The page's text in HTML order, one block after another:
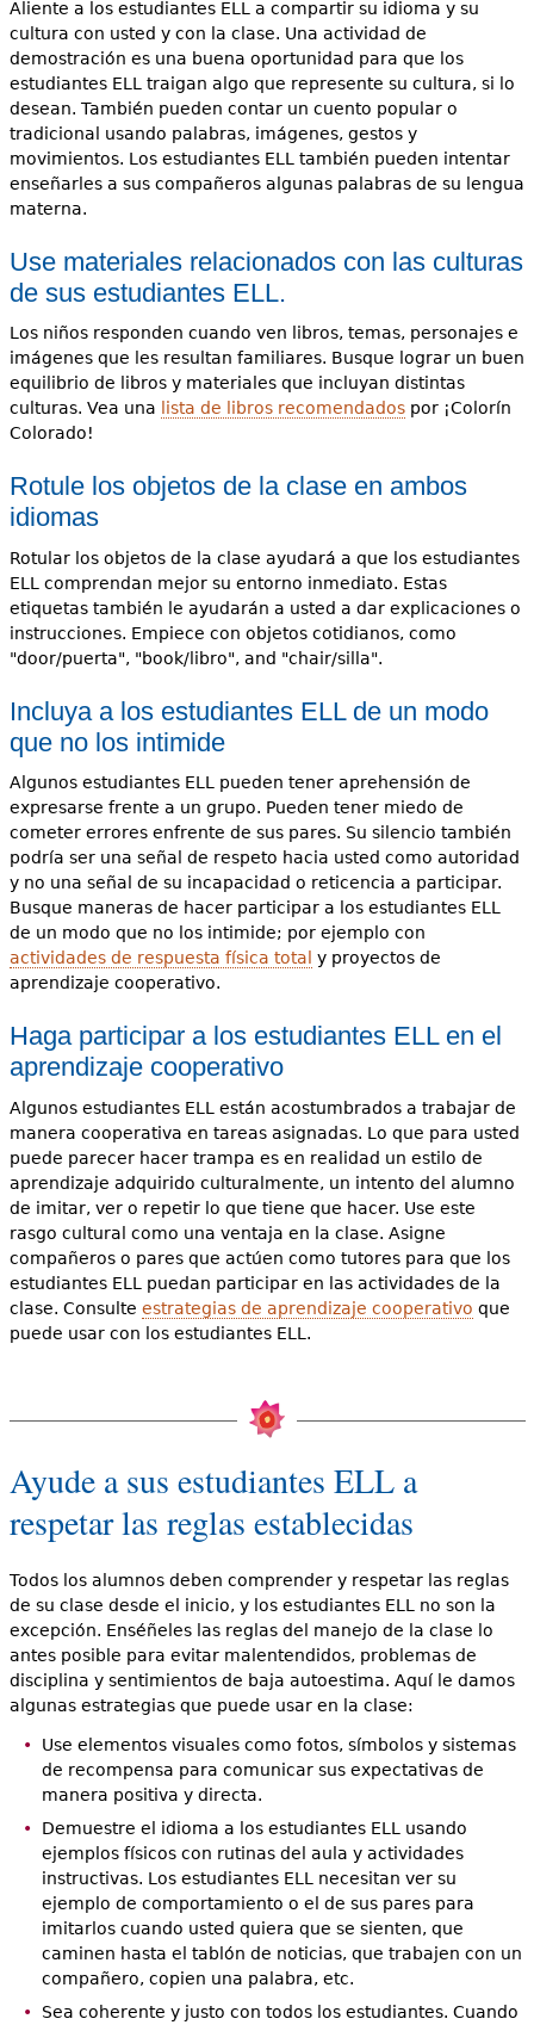
Aliente a los estudiantes ELL a compartir su idioma y su
cultura con usted y con la clase. Una actividad de
demostración es una buena oportunidad para que los
estudiantes ELL traigan algo que represente su cultura, si lo
desean. También pueden contar un cuento popular o
tradicional usando palabras, imágenes, gestos y
movimientos. Los estudiantes ELL también pueden intentar
enseñarles a sus compañeros algunas palabras de su lengua
materna.
Use materiales relacionados con las culturas
de sus estudiantes ELL.
Los niños responden cuando ven libros, temas, personajes e
imágenes que les resultan familiares. Busque lograr un buen
equilibrio de libros y materiales que incluyan distintas
culturas. Vea una
lista de libros recomendadospor ¡Colorín
Colorado!
Rotule los objetos de la clase en ambos
idiomas
Rotular los objetos de la clase ayudará a que los estudiantes
ELL comprendan mejor su entorno inmediato. Estas
etiquetas también le ayudarán a usted a dar explicaciones o
instrucciones. Empiece con objetos cotidianos, como
"door/puerta", "book/libro", and "chair/silla".
Incluya a los estudiantes ELL de un modo
que no los intimide
Algunos estudiantes ELL pueden tener aprehensión de
expresarse frente a un grupo. Pueden tener miedo de
cometer errores enfrente de sus pares. Su silencio también
podría ser una señal de respeto hacia usted como autoridad
y no una señal de su incapacidad o reticencia a participar.
Busque maneras de hacer participar a los estudiantes ELL
de un modo que no los intimide; por ejemplo con
actividades de respuesta física total y proyectos de
aprendizaje cooperativo.
Haga participar a los estudiantes ELL en el
aprendizaje cooperativo
Algunos estudiantes ELL están acostumbrados a trabajar de
manera cooperativa en tareas asignadas. Lo que para usted
puede parecer hacer trampa es en realidad un estilo de
aprendizaje adquirido culturalmente, un intento del alumno
de imitar, ver o repetir lo que tiene que hacer. Use este
rasgo cultural como una ventaja en la clase. Asigne
compañeros o pares que actúen como tutores para que los
estudiantes ELL puedan participar en las actividades de la
clase. Consulte estrategias de aprendizaje cooperativo que
puede usar con los estudiantes ELL.
Ayude a sus estudiantes ELL a
respetar las reglas establecidas
Todos los alumnos deben comprender y respetar las reglas
de su clase desde el inicio, y los estudiantes ELL no son la
excepción. Enséñeles las reglas del manejo de la clase lo
antes posible para evitar malentendidos, problemas de
disciplina y sentimientos de baja autoestima. Aquí le damos
algunas estrategias que puede usar en la clase:
Use elementos visuales como fotos, símbolos y sistemas
de recompensa para comunicar sus expectativas de
manera positiva y directa.
Demuestre el idioma a los estudiantes ELL usando
ejemplos físicos con rutinas del aula y actividades
instructivas. Los estudiantes ELL necesitan ver su
ejemplo de comportamiento o el de sus pares para
imitarlos cuando usted quiera que se sienten, que
caminen hasta el tablón de noticias, que trabajen con un
compañero, copien una palabra, etc.
Sea coherente y justo con todos los estudiantes. Cuando